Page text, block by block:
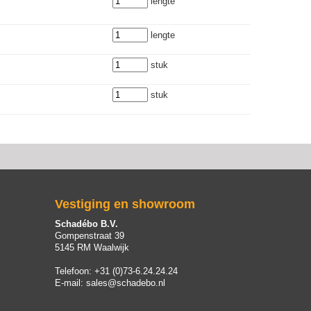
lengte
stuk
stuk
Vestiging en showroom
Schadébo B.V.
Gompenstraat 39
5145 RM Waalwijk
Telefoon: +31 (0)73-6.24.24.24
E-mail: sales@schadebo.nl